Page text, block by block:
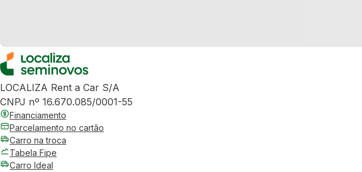
LOCALIZA Rent a Car S/A
CNPJ nº 16.670.085/0001-55
Financiamento
Parcelamento no cartão
Carro na troca
Tabela Fipe
Carro Ideal